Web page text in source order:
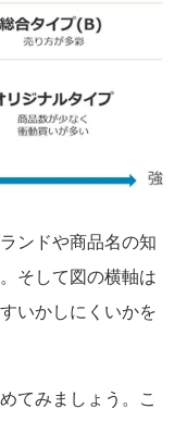
ンドや商品名の知
そして図の横軸は
いかしにくいかを
てみましょう。こ